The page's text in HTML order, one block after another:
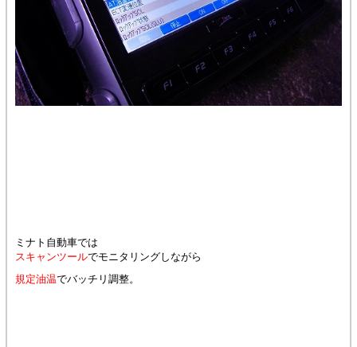
ミナト自動車では
スキャンツールでモニタリングしながら
規定油温でバッチリ調整。